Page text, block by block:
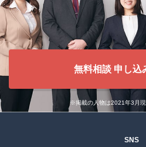
無料相談 申し込
※掲載の人物は2021年3月
SNS